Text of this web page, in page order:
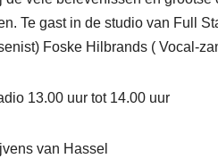
Te gast in de studio van Full
Foske Hilbrands ( Vocal-
13.00 uur tot 14.00 uur
van Hassel